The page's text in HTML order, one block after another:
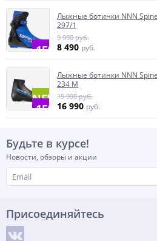
-15%
Лыжные ботинки NNN
297/1
9 990 руб.
8 490 руб.
NEW
-15%
Лыжные ботинки NNN
234 M
19 990 руб.
16 990 руб.
Будьте в курсе!
Новости, обзоры и акции
Присоединяйтесь